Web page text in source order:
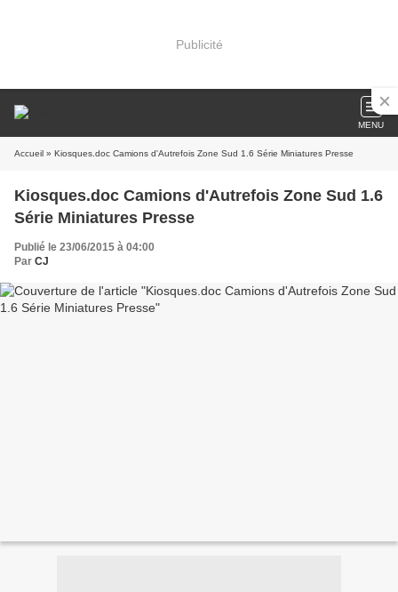
Publicité
MENU
Accueil » Kiosques.doc Camions d'Autrefois Zone Sud 1.6 Série Miniatures Presse
Kiosques.doc Camions d'Autrefois Zone Sud 1.6
Série Miniatures Presse
Publié le 23/06/2015 à 04:00
Par CJ